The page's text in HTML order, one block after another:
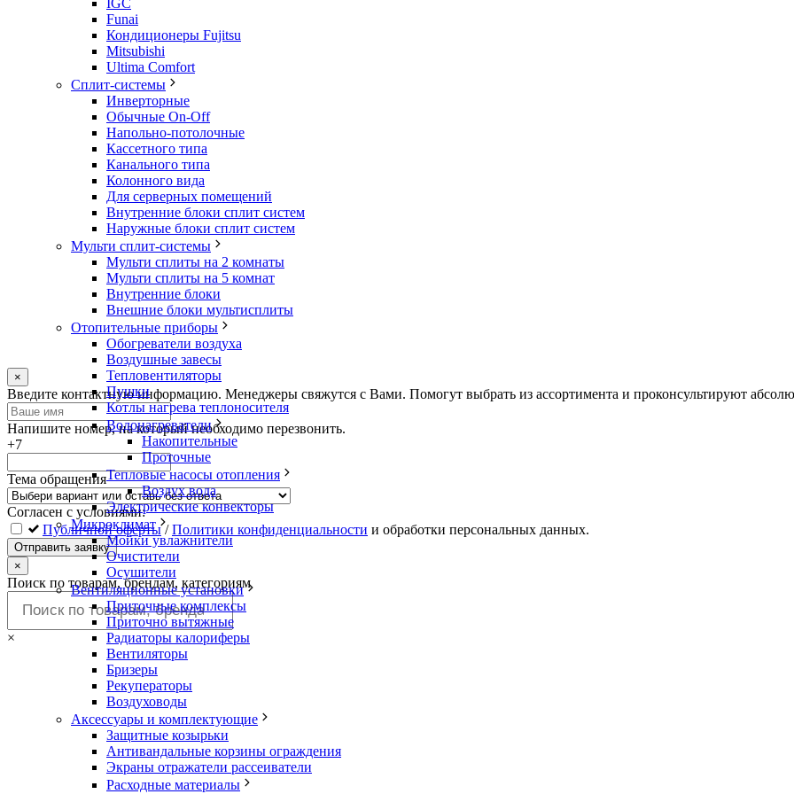
Funai
Кондиционеры Fujitsu
Mitsubishi
Ultima Comfort
Сплит-системы
Инверторные
Обычные On-Off
Напольно-потолочные
Кассетного типа
Канального типа
Колонного вида
Для серверных помещений
Внутренние блоки сплит систем
Наружные блоки сплит систем
Мульти сплит-системы
Мульти сплиты на 2 комнаты
Мульти сплиты на 5 комнат
Внутренние блоки
Внешние блоки мультисплиты
Отопительные приборы
Обогреватели воздуха
Воздушные завесы
Тепловентиляторы
Пушки
Котлы нагрева теплоносителя
Водонагреватели
Накопительные
Проточные
Тепловые насосы отопления
Воздух вода
Электрические конвекторы
Микроклимат
Мойки увлажнители
Очистители
Осушители
Вентиляционные установки
Приточные комплексы
Приточно вытяжные
Радиаторы калориферы
Вентиляторы
Бризеры
Рекуператоры
Воздуховоды
Аксессуары и комплектующие
Защитные козырьки
Антивандальные корзины ограждения
Экраны отражатели рассеиватели
Расходные материалы
×
Оставьте
это
поле
пустым
Введите контактную информацию. Менеджеры свяжутся с Вами. Помогут выбрать из ассортимента и проконсультируют
Напишите номер, на который необходимо перезвонить.
+7
Тема обращения
Согласен с условиями:
Публичной оферты/Политики конфиденциальности и обработки персональных данных.
Отправить заявку
×
Поиск по товарам, брендам, категориям
×